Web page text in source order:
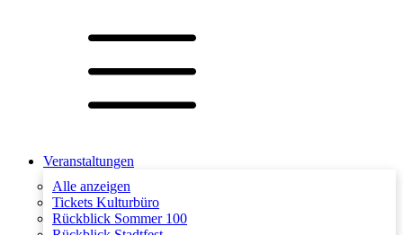
Veranstaltungen
Alle anzeigen
Tickets Kulturbüro
Rückblick Sommer 100